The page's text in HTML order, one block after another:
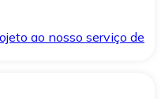
ao nosso serviço de